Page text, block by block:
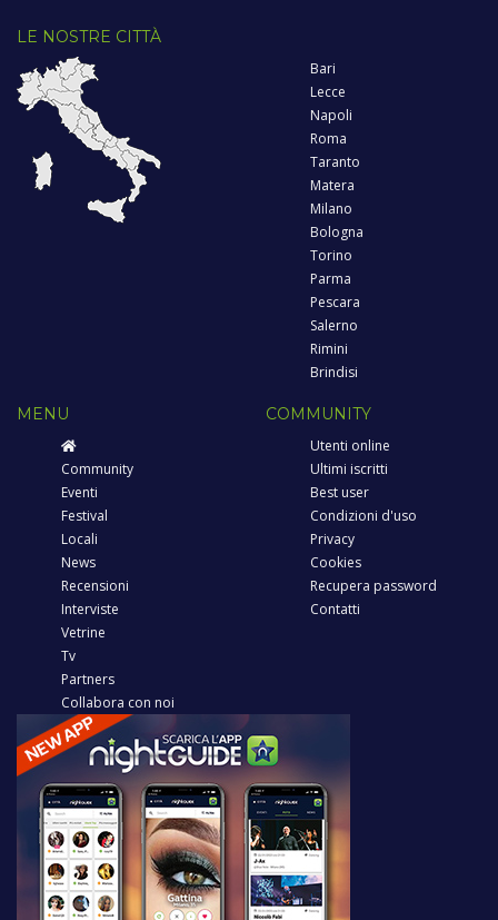
LE NOSTRE CITTÀ
Bari
Lecce
Napoli
Roma
Taranto
Matera
Milano
Bologna
Torino
Parma
Pescara
Salerno
Rimini
Brindisi
MENU
Community
Eventi
Festival
Locali
News
Recensioni
Interviste
Vetrine
Tv
Partners
Collabora con noi
COMMUNITY
Utenti online
Ultimi iscritti
Best user
Condizioni d'uso
Privacy
Cookies
Recupera password
Contatti